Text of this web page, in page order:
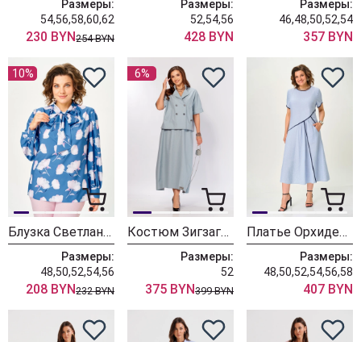
Размеры:
54,56,58,60,62
230 BYN254 BYN
Размеры:
52,54,56
428 BYN
Размеры:
46,48,50,52,54
357 BYN
10%
Блузка Светлана-Стиль 2219 голубой принт
Размеры:
48,50,52,54,56
208 BYN232 BYN
6%
Костюм ЗигзагСтиль 643 голубой
Размеры:
52
375 BYN399 BYN
Платье ОрхидеяЛюкс 1705
Размеры:
48,50,52,54,56,58
407 BYN